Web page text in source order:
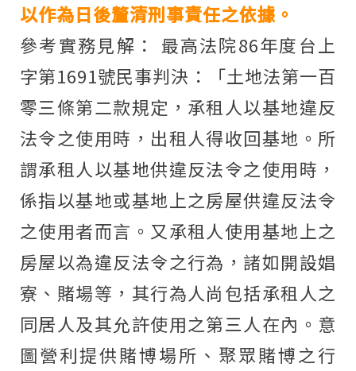
以作為日後釐清刑事責任之依據。
參考實務見解： 最高法院86年度台上
字第1691號民事判決：「土地法第一百
零三條第二款規定，承租人以基地違反
法令之使用時，出租人得收回基地。所
謂承租人以基地供違反法令之使用時，
係指以基地或基地上之房屋供違反法令
之使用者而言。又承租人使用基地上之
房屋以為違反法令之行為，諸如開設娼
寮、賭場等，其行為人尚包括承租人之
同居人及其允許使用之第三人在內。意
圖營利提供賭博場所、聚眾賭博之行